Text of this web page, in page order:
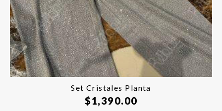
Set Cristales Planta
$1,390.00